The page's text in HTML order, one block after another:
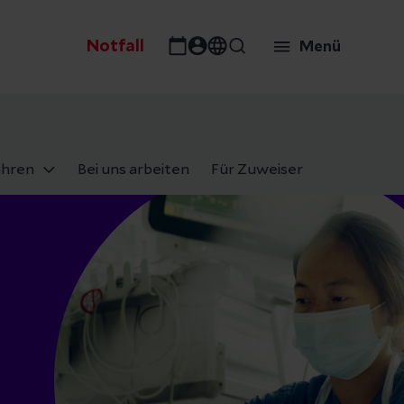
Notfall Menü
Bei uns arbeiten Für Zuweiser